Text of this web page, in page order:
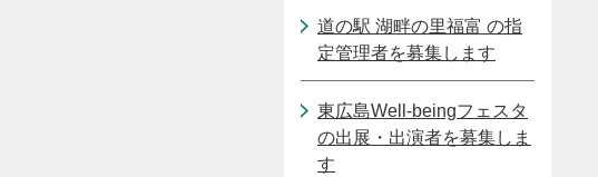
道の駅 湖畔の里福富 の指
定管理者を募集します
東広島Well-beingフェスタ
の出展・出演者を募集しま
す